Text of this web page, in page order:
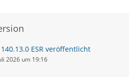
ESR veröffentlicht
2026 um 19:16